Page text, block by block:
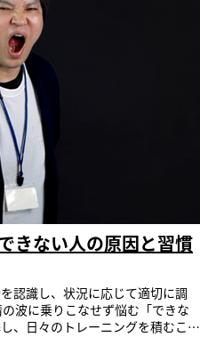
重んじる文化や、家族との時間
い」と決めつけるのは避けるべき
なく、「なぜそう考えるのか」
、信頼関係の第一歩となります。
ミュニケーションを行うには、
です。 具体的には、以下の「ハ
りやすさが劇的に向上します。
曖昧な表現は避ける） サ：さい
く言う（一文を短く、主語と述
的な動作にかみ砕いて伝えるこ
できる仕組みで日本語と業務フ
するためには、外国人スタッフ
な状況を避けることが重要です。
や業務フローの定着を徹底する必
フレーズやフローを何度も繰り
じて体得できる『仕組み』を併せ
、外国人スタッフ向けのマニュ
ルツールを活用し、現場に負担を
業が急増しています。 ■学習管理
国人材の育成・教育をサポート
が積み重なることで「この職場に
ます。 本来であれば、こうした
ローすべきですが、人手不足の現
る時間がない」「つきっきりの教
結果として「放置されている」
帰属意識を失って離職に至るとい
増加の負のスパイラルが生じてい
上手くいかない理由 外国
、「指導がスムーズに進まない」
」といった悩みを抱える企業も少
タッフの教育が停滞してしまう
ンがとりにくい 言語の壁は、業
フの「心」にも目に見えない壁を
取れない」「困ったときに周囲
が続くと、スタッフは職場で強い
ミュニケーション不全から生ま
著しく低下させ、職場への帰属意
」を招く最大のトリガーとなって
で外国人材の日本語教育を強化
しい 多くの現場では外国人スタ
適材適所の重要性はますます
のものとなり、働き方やキャリ
企業と従業員の関係性も変化しま
的に成長するためには、人材を
出す戦略的な配置が不可欠です。
代の従業員は、単に給与や安定
ややりがい、ワークライフバラン
自身のキャリアを主体的に考
です。 企業が従業員の価値観や
と、エンゲージメントの低下を招
ません。 個人の考え方を尊重し
に不可欠です。 【関連記事のご
におけるキャリア開発とは？目
で詳しく紹介しています。 ぜひ
界で人手不足が深刻な課題となっ
出し続けるためには、一人ひと
です。 従業員が自身の能力や適
れるべきパフォーマンスが抑制さ
きない人の原因と習慣
認識し、状況に応じて適切に調
波に乗りこなせず悩む「できな
、日々のトレーニングを積むこと